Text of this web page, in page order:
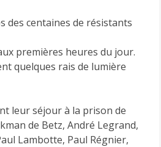
des centaines de résistants
premières heures du jour.
quelques rais de lumière
leur séjour à la prison de
de Betz, André Legrand,
Lambotte, Paul Régnier,